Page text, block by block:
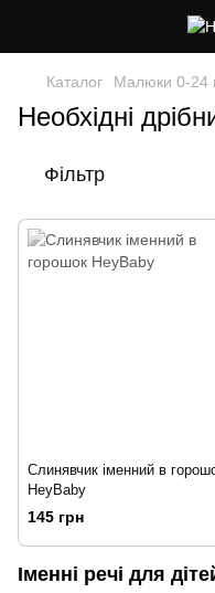
Каталог Малюки 0-24
Необхідні
Фільтр
Слинявчик іменний в
HeyBaby
145 грн
Іменні речі для